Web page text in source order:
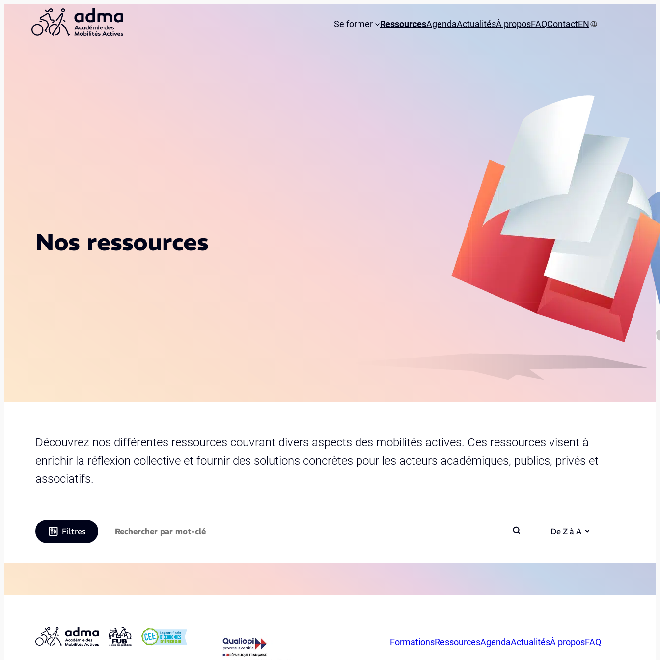
Se former RessourcesAgendaActualitésÀ proposFAQContactEN
Nos ressources
Découvrez nos différentes ressources couvrant divers aspects des mobilités actives. Ces ressources visent à
enrichir la réflexion collective et fournir des solutions concrètes pour les acteurs académiques, publics, privés et
associatifs.
Filtres De Z à A
FormationsRessourcesAgendaActualitésÀ proposFAQ